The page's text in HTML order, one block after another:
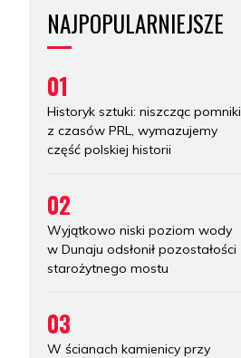
NAJPOPULARNIEJSZE
01
Historyk sztuki: niszcząc pomniki
z czasów PRL, wymazujemy
część polskiej historii
02
Wyjątkowo niski poziom wody
w Dunaju odsłonił pozostałości
starożytnego mostu
03
W ścianach kamienicy przy